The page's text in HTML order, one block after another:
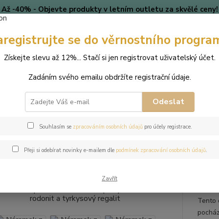
Až -40% - Objevte produkty v letním outletu za skvělé ceny!
🎄 VÁNOCE Blog
Hledat
(Po-
Náramek z přírodních kamenů a perly Swarovski -
z přírodních kamenů a
regalit
Tento
se do věrnostního
Získejte slevu až 12%... Stačí si jen registrovat uživatelský účet.
Zadáním svého emailu obdržíte registrační údaje.
Odeslat
Souhlasím se zpracováním osobních údajůpro účely registrace.
Přeji si odebírat novinky e-mailem dle podmínek zpracování osobních údajů.
Zavřít